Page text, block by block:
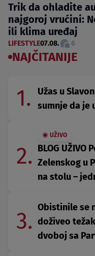
Trik da ohladite
najgoroj vrućini:
ili klima uređaj
LIFESTYLE07.08. 6
NAJČITANIJE
1.
Užas u
sumnje da je
2.
UŽIVO
BLOG UŽIVO
Zelenskog u
na stolu –
3.
Obistinile se
doživeo
dvoboj sa